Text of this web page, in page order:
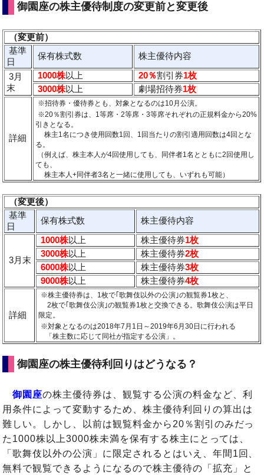
御園座の株主優待制度の変更前と変更後
（変更前）
基準
日
保有株式数 株主優待内容
3月
末
1000株以上 20％割引券1枚
3000株以上 劇場招待券1枚
詳細
※招待券・優待券とも、対象となるのは10月公演。
※20％割引券は、1等席・2等席・3等席それぞれの正規料金から20%
引きとなる。
株主1名につき使用回数1回、1回当たりの割引適用回数は4回とな
る。
（例えば、株主本人が4回使用しても、同伴者1名とともに2回使用し
ても、
株主本人+同伴者3名と一緒に使用しても、いずれも可能）
（変更後）
基準
日
保有株式数 株主優待内容
3月末
1000株以上 株主優待券1枚
3000株以上 株主優待券2枚
6000株以上 株主優待券3枚
9000株以上 株主優待券4枚
詳細
※株主優待券は、1枚で｢歌舞伎以外の公演｣の観覧券1枚と、
2枚で｢歌舞伎公演｣の観覧券1枚と交換できる。歌舞伎公演は平日
限定。
※対象となるのは2018年7月1日～2019年6月30日に行われる
「株主数に応じて同社が指定する公演」。
御園座の株主優待利回りはどうなる？
御園座の株主優待券は、観覧する公演の料金など、利
用条件によって変動するため、株主優待利回りの算出は
難しい。しかし、以前は観覧料金から20％割引のみだっ
た1000株以上3000株未満を保有する株主にとっては、
「歌舞伎以外の公演」に限定されるとはいえ、年間1回、
無料で観覧できるようになるので株主優待の「拡充」と